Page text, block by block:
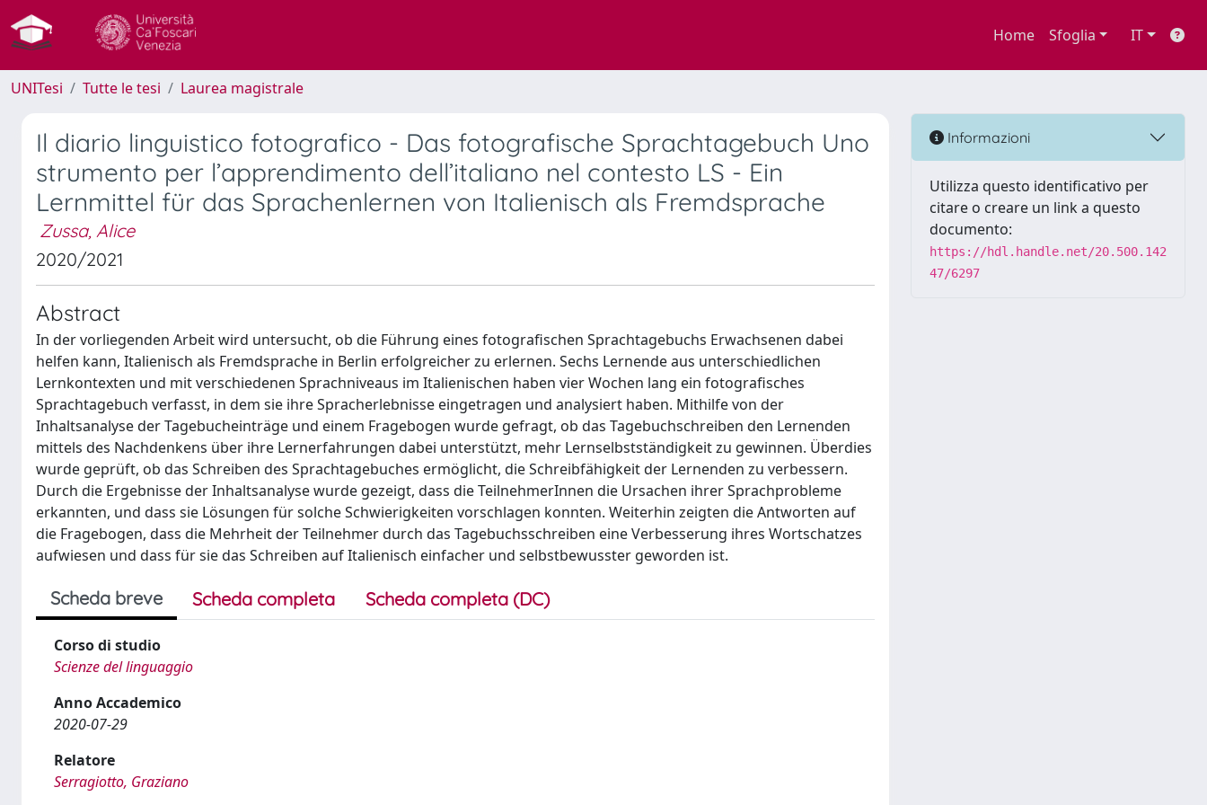
Home Sfoglia IT
UNITesi Tutte le tesi Laurea magistrale
Il diario linguistico fotografico - Das fotografische Sprachtagebuch Uno
strumento per l’apprendimento dell’italiano nel contesto LS - Ein
Lernmittel für das Sprachenlernen von Italienisch als Fremdsprache
Zussa, Alice
2020/2021
Abstract
In der vorliegenden Arbeit wird untersucht, ob die Führung eines fotografischen Sprachtagebuchs Erwachsenen dabei
helfen kann, Italienisch als Fremdsprache in Berlin erfolgreicher zu erlernen. Sechs Lernende aus unterschiedlichen
Lernkontexten und mit verschiedenen Sprachniveaus im Italienischen haben vier Wochen lang ein fotografisches
Sprachtagebuch verfasst, in dem sie ihre Spracherlebnisse eingetragen und analysiert haben. Mithilfe von der
Inhaltsanalyse der Tagebucheinträge und einem Fragebogen wurde gefragt, ob das Tagebuchschreiben den Lernenden
mittels des Nachdenkens über ihre Lernerfahrungen dabei unterstützt, mehr Lernselbstständigkeit zu gewinnen. Überdies
wurde geprüft, ob das Schreiben des Sprachtagebuches ermöglicht, die Schreibfähigkeit der Lernenden zu verbessern.
Durch die Ergebnisse der Inhaltsanalyse wurde gezeigt, dass die TeilnehmerInnen die Ursachen ihrer Sprachprobleme
erkannten, und dass sie Lösungen für solche Schwierigkeiten vorschlagen konnten. Weiterhin zeigten die Antworten auf
die Fragebogen, dass die Mehrheit der Teilnehmer durch das Tagebuchsschreiben eine Verbesserung ihres Wortschatzes
aufwiesen und dass für sie das Schreiben auf Italienisch einfacher und selbstbewusster geworden ist.
Scheda breve Scheda completa Scheda completa (DC)
Corso di studio
Scienze del linguaggio
Anno Accademico
2020-07-29
Relatore
Serragiotto, Graziano
Informazioni
Utilizza questo identificativo per
citare o creare un link a questo
documento:
https://hdl.handle.net/20.500.142
47/6297